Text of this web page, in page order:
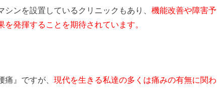
ンを設置しているクリニックもあり、 機能改善や障害予
発揮することを期待されています。
』ですが、 現代を生きる私達の多くは痛みの有無に関わ